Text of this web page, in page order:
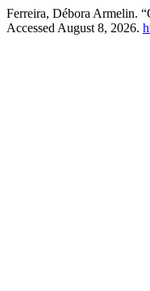
Ferreira, Débora Armelin.
Accessed August 8, 2026.